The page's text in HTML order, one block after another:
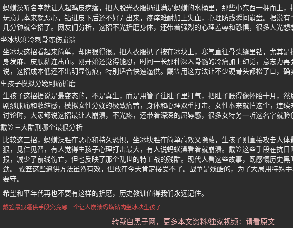
蚂蟥澡听名字就让人起鸡皮疙瘩，把人脱光衣服扔进满是蚂蟥的水桶里，那些小东西一拥而上
玩意儿本来就恶心，钻进皮下后还不好弄出来，疼痒难耐加上失血，心理防线瞬间崩盘。据说
几分钟就全招了。网友们分析，这招不光折磨身体，还带着强烈的心理羞辱和恐惧，很多人光想
坐冰块寒冷刺骨冻伤崩溃
坐冰块这招看起来简单，却阴狠得很。把人衣服扒了按在冰块上，寒气直往骨头缝里钻，尤其
身发麻、皮肤黏连出血。刚开始还觉得能忍，时间一长那种深入骨髓的冷痛加上幻觉，意志力
说，这招成本低还不出明显伤痕，特别适合快速逼供。戴笠用这方法让不少硬骨头都松了口，确
生孩子模拟分娩剧痛折磨
生孩子这招据说是最变态的，不是真生，而是用管子往肚子里打气，把肚子胀得像怀胎十月，
剧烈胀痛和收缩感，模拟女性分娩的极致痛苦，身体和心理双重打击。女性本来就怕这个，连
讨论时，大家都说这招最让人崩溃，不光疼，还带着深深的屈辱感，很多女特务一听这名字就脸
戴笠三大酷刑哪个最狠分析
比较这三招，蚂蟥澡胜在恶心和持久恐惧，坐冰块胜在简单高效又隐蔽，生孩子则直接攻击人
狠，见仁见智，有人觉得生孩子心理打击最大，有人说蚂蟥澡看着就崩溃。戴笠这些手段在抗
报，减少了前线伤亡，但也反映了那个乱世的特工战的残酷。现代人看这些故事，既感慨历史黑
劲。 戴笠这些逼供方法虽然有效，但放在今天肯定接受不了。战争是残酷的，为了大局用特殊
要守。
希望和平年代再也不要有这样的折磨，历史教训值得我们永远记住。
戴笠最狠逼供手段究竟哪一个让人崩溃蚂蟥钻肉坐冰块生孩子
转载自黑子网，更多本文资料/独家视频：请看原文